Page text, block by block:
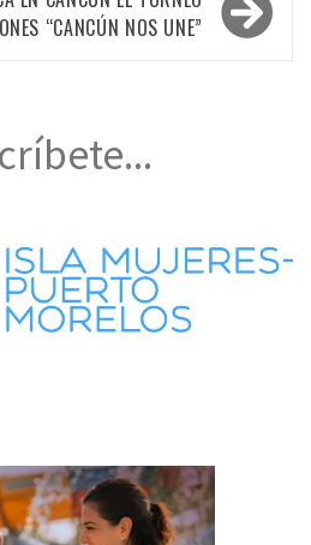
“CANCÚN NOS UNE”